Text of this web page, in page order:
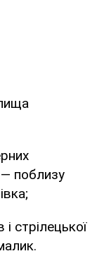
— поблизу
стрілецької